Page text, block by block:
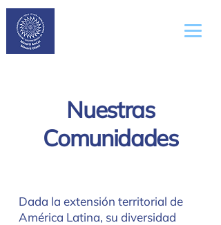
Nuestras
Comunidades
Dada la extensión territorial de
América Latina, su diversidad